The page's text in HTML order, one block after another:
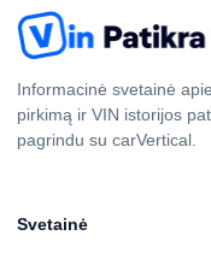
Informacinė svetainė
pirkimą ir VIN istorijos
pagrindu su carVertical.
Svetainė